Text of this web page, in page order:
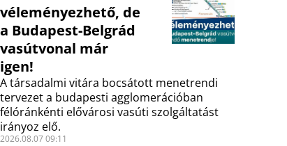
véleményezhető, de
a Budapest-Belgrád
vasútvonal már
igen!
A társadalmi vitára bocsátott menetrendi
tervezet a budapesti agglomerációban
félóránkénti elővárosi vasúti szolgáltatást
irányoz elő.
2026.08.07 09:11